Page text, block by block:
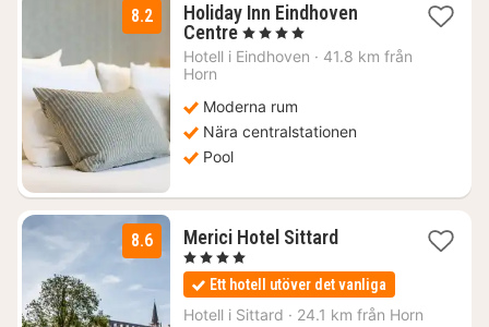
8.2
Holiday Inn Eindhoven
Centre2
nätter
kr.
, 4 Stjärnor
Hotell i Eindhoven · 41.8 km från
Horn
Moderna rum
Nära centralstationen
Pool
8.6 Merici Hotel Sittard1
från
1322
kr.
, 4 Stjärnor
Ett hotell utöver det vanliga
Hotell i Sittard · 24.1 km från Horn